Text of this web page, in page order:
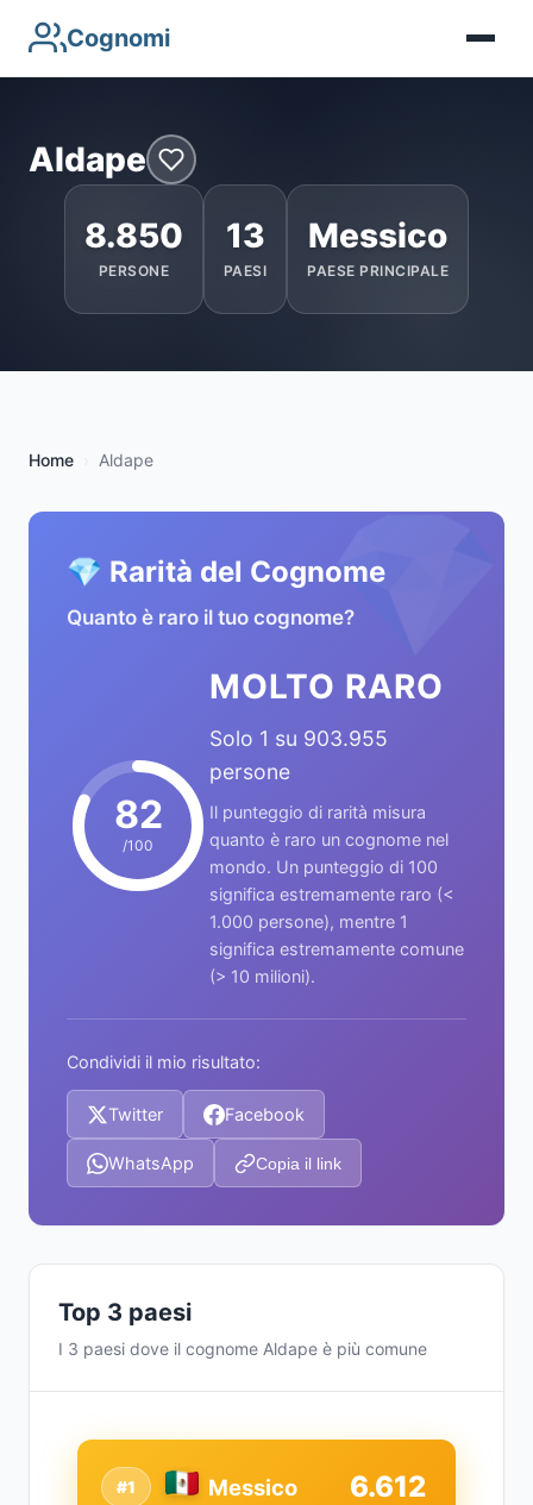
Cognomi
Aldape
8.850
PERSONE
13
PAESI
Messico
PAESE PRINCIPALE
Home Aldape
💎
💎 Rarità del Cognome
Quanto è raro il tuo cognome?
82
/100
MOLTO RARO
Solo 1 su 903.955
persone
Il punteggio di rarità misura
quanto è raro un cognome nel
mondo. Un punteggio di 100
significa estremamente raro (<
1.000 persone), mentre 1
significa estremamente comune
(> 10 milioni).
Condividi il mio risultato:
Twitter Facebook
WhatsApp Copia il link
Top 3 paesi
I 3 paesi dove il cognome Aldape è più comune
#1 Messico 6.612